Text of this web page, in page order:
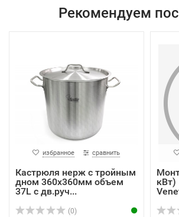
Рекомендуем
избранное сравнить
Кастрюля нерж с тройным
дном 360х360мм объем
37L с дв.руч...
(0)
кВт)